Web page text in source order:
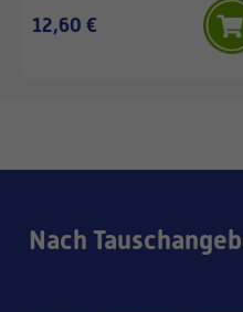
12,60 €
Nach